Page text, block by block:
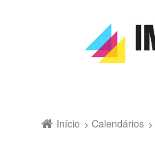
Início Calendários